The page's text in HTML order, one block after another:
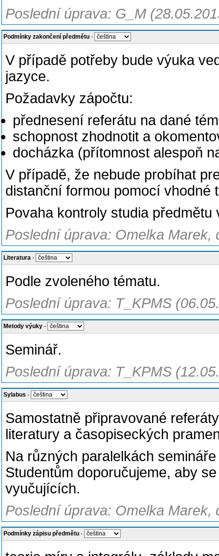
Poslední úprava: G_M
Podmínky zakončení předmětu -
V případě potřeby bude výuka
jazyce.
Požadavky zápočtu:
přednesení referátu na dané
schopnost zhodnotit a
docházka (přítomnost alespoň
V případě, že nebude probíhat
distanční formou pomocí vhodné
Povaha kontroly studia
Poslední úprava: Omelka Marek,
Literatura -
Podle zvoleného tématu.
Poslední úprava: T_KPMS
Metody výuky -
Seminář.
Poslední úprava: T_KPMS
Sylabus -
Samostatně připravované
literatury a časopiseckých
Na různých paralelkách
Studentům doporučujeme, aby
vyučujících.
Poslední úprava: Omelka Marek,
Podmínky zápisu předmětu -